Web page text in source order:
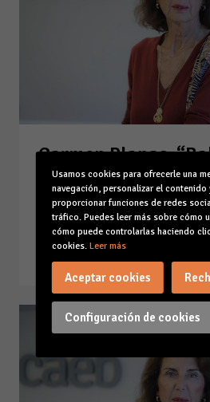
Carmen Planas:
necesita recuperar
cada 10 empleos
pandemia”
03-08-21
Usamos cookies para ofrecerle una
navegación, personalizar el
proporcionar funciones de redes
tráfico. Puedes leer más sobre cómo
cómo puede controlarlas haciendo
cookies. Leer más
Configuración de cookies
Aceptar cookies